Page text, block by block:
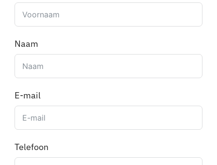
Naam
E-mail
Telefoon